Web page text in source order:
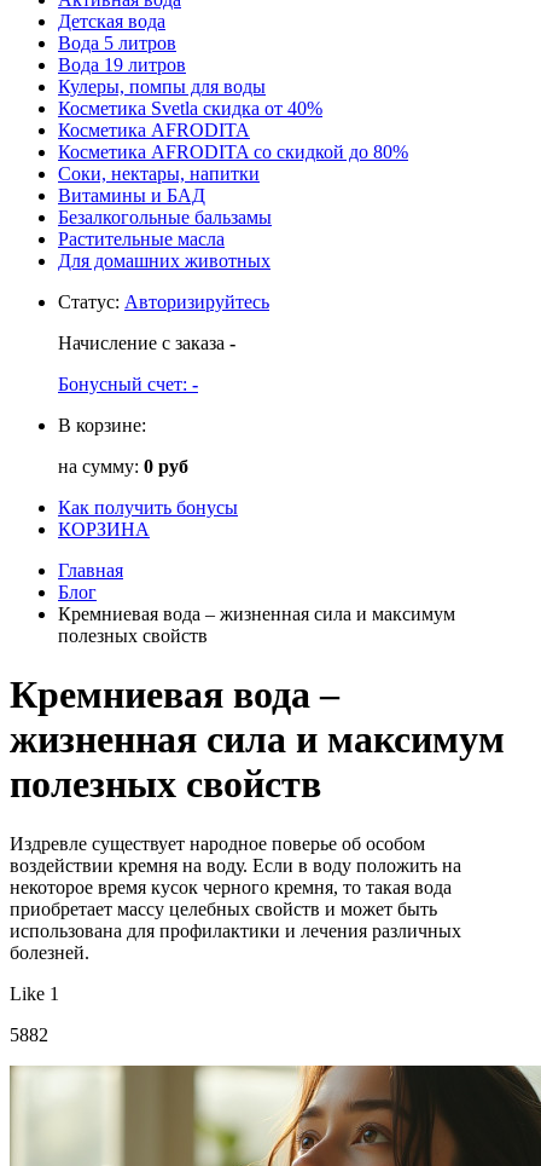
Детская вода
Вода 5 литров
Вода 19 литров
Кулеры, помпы для воды
Косметика Svetla скидка от 40%
Косметика AFRODITA
Косметика AFRODITA со скидкой до 80%
Соки, нектары, напитки
Витамины и БАД
Безалкогольные бальзамы
Растительные масла
Для домашних животных
Статус: Авторизируйтесь
Начисление с заказа -
Бонусный счет: -
В корзине:
на сумму: 0 руб
Как получить бонусы
КОРЗИНА
Главная
Блог
Кремниевая вода – жизненная сила и максимум
полезных свойств
Кремниевая вода –
жизненная сила и максимум
полезных свойств
Издревле существует народное поверье об особом
воздействии кремня на воду. Если в воду положить на
некоторое время кусок черного кремня, то такая вода
приобретает массу целебных свойств и может быть
использована для профилактики и лечения различных
болезней.
Like 1
5882